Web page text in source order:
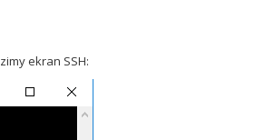
ekran SSH: